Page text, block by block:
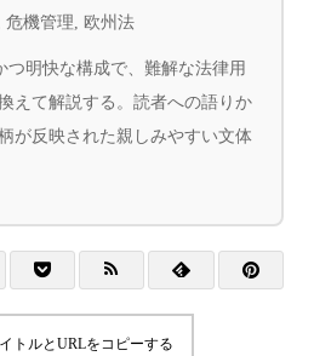
機管理, 欧州法
つ明快な構成で、難解な法律用
えて解説する。読者への語りか
が反映された親しみやすい文体
トルとURLをコピーする